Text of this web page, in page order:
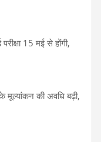
15 मई से होंगी,
के मूल्यांकन की अवधि बढ़ी,